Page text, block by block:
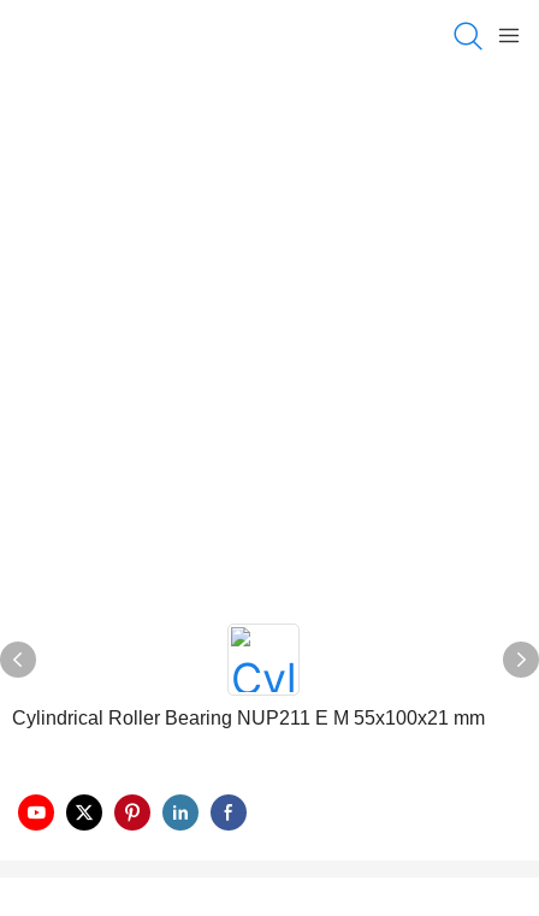
Cylindrical Roller Bearing NUP211 E M 55x100x21 mm